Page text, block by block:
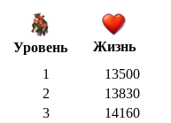
Уровень Жизнь
1
13500
2
13830
3
14160